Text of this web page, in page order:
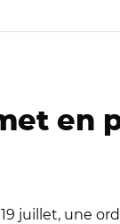
en
juillet, une